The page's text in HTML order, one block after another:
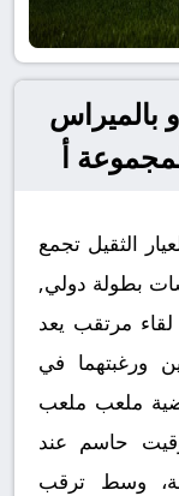
بالميراس
أ
الثقيل تجمع
بطولة دولي,
مرتقب يعد
ورغبتهما في
ملعب ملعب
06-24، في توقيت حاسم عند
وسط ترقب